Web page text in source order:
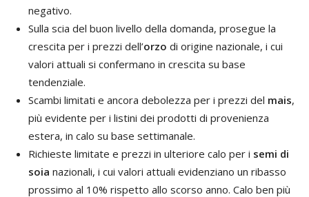
negativo.
Sulla scia del buon livello della domanda, prosegue la
crescita per i prezzi dell’orzo di origine nazionale, i cui
valori attuali si confermano in crescita su base
tendenziale.
Scambi limitati e ancora debolezza per i prezzi del mais,
più evidente per i listini dei prodotti di provenienza
estera, in calo su base settimanale.
Richieste limitate e prezzi in ulteriore calo per i semi di
soia nazionali, i cui valori attuali evidenziano un ribasso
prossimo al 10% rispetto allo scorso anno. Calo ben più